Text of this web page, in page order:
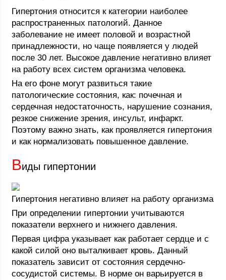
Гипертония относится к категории наиболее
распространенных патологий. Данное
заболевание не имеет половой и возрастной
принадлежности, но чаще появляется у людей
после 30 лет. Высокое давление негативно влияет
на работу всех систем организма человека.
На его фоне могут развиться такие
патологические состояния, как: почечная и
сердечная недостаточность, нарушение сознания,
резкое снижение зрения, инсульт, инфаркт.
Поэтому важно знать, как проявляется гипертония
и как нормализовать повышенное давление.
Виды гипертонии
Гипертония негативно влияет на работу организма
При определении гипертонии учитываются
показатели верхнего и нижнего давления.
Первая цифра указывает как работает сердце и с
какой силой оно выталкивает кровь. Данный
показатель зависит от состояния сердечно-
сосудистой системы. В норме он варьируется в